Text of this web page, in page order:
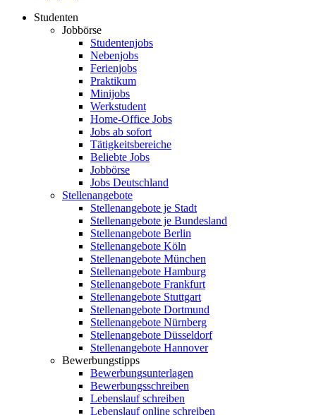
Studenten
Jobbörse
Studentenjobs
Nebenjobs
Ferienjobs
Praktikum
Minijobs
Werkstudent
Home-Office Jobs
Jobs ab sofort
Tätigkeitsbereiche
Beliebte Jobs
Jobbörse
Jobs Deutschland
Stellenangebote
Stellenangebote je Stadt
Stellenangebote je Bundesland
Stellenangebote Berlin
Stellenangebote Köln
Stellenangebote München
Stellenangebote Hamburg
Stellenangebote Frankfurt
Stellenangebote Stuttgart
Stellenangebote Dortmund
Stellenangebote Nürnberg
Stellenangebote Düsseldorf
Stellenangebote Hannover
Bewerbungstipps
Bewerbungsunterlagen
Bewerbungsschreiben
Lebenslauf schreiben
Lebenslauf online schreiben